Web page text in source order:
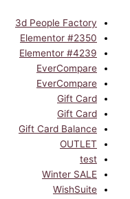
3d People Factory
Elementor #2350
Elementor #4239
EverCompare
EverCompare
Gift Card
Gift Card
Gift Card Balance
OUTLET
test
Winter SALE
WishSuite